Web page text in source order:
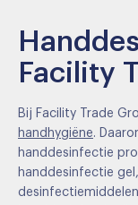
Facility
Bij Facility Trade
handhygiëne.
handdesinfectie
handdesinfectie